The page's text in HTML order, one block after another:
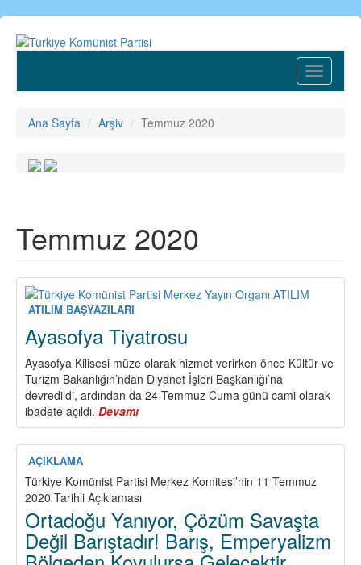
Ana
içeriğe
Toggle
Ana Sayfa Arşiv Temmuz 2020
Temmuz 2020
ATILIM BAŞYAZILARI
Ayasofya Tiyatrosu
Ayasofya Kilisesi müze olarak hizmet verirken önce Kültür ve
Turizm Bakanlığın’ndan Diyanet İşleri Başkanlığı’na
devredildi, ardından da 24 Temmuz Cuma günü cami olarak
ibadete açıldı. Devamı
Ayasofya
Tiyatrosu
AÇIKLAMA
Türkiye Komünist Partisi Merkez Komitesi’nin 11 Temmuz
2020 Tarihli Açıklaması
Ortadoğu Yanıyor, Çözüm Savaşta
Değil Barıştadır! Barış, Emperyalizm